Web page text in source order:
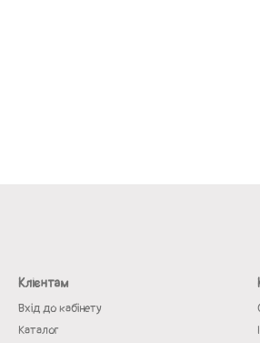
Клієнтам
Вхід до кабінету
Каталог